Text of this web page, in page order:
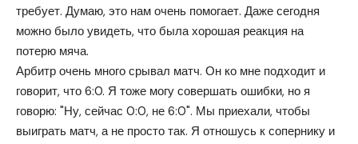
требует. Думаю, это нам очень помогает. Даже сегодня
можно было увидеть, что была хорошая реакция на
потерю мяча.
Арбитр очень много срывал матч. Он ко мне подходит и
говорит, что 6:0. Я тоже могу совершать ошибки, но я
говорю: "Ну, сейчас 0:0, не 6:0". Мы приехали, чтобы
выиграть матч, а не просто так. Я отношусь к сопернику и